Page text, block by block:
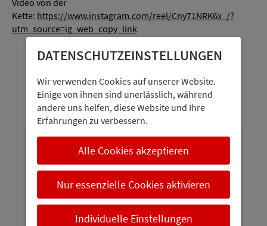
Video von der
Kette: https://www.instagram.com/reel/Cny71NRK6x_/?
utm_source=ig_web_copy_link
Personen interessieren sich auch
dafür
DATENSCHUTZ­EINSTELLUNGEN
Wir verwenden Cookies auf unserer Website.
Einige von ihnen sind unerlässlich, während
andere uns helfen, diese Website und Ihre
Erfahrungen zu verbessern.
Alle Cookies akzeptieren
Nur essenzielle Cookies aktivieren
Individuelle Einstellungen